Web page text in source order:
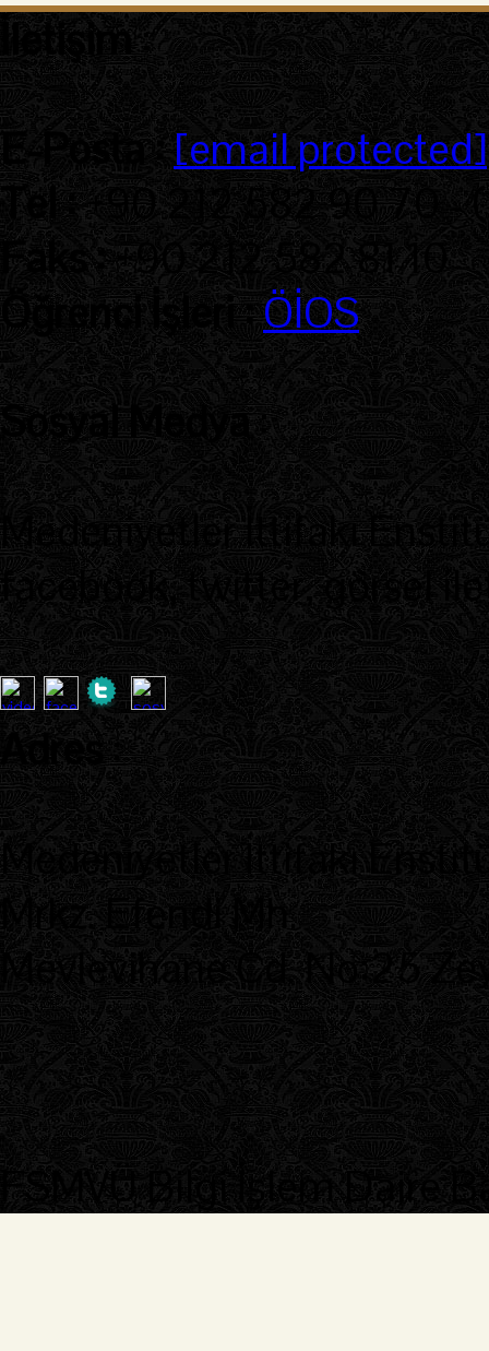
İletişim:
E-Posta :[email protected]
Tel :+90 212 582 90 70 -
Faks :+90 212 582 81 10
Öğrenci İşleri :ÖİOS
Sosyal Medya:
Medeniyetler İttifakı
facebook, twitter, görsel
Adres:
Medeniyetler İttifakı
Mrkz. Efendi Mh.
Mevlevihane Cd. No:25
FSMVÜ Bilgi İşlem Daire